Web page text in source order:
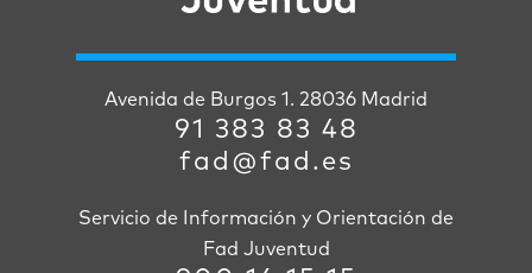
Avenida de Burgos 1. 28036 Madrid
91 383 83 48
fad@fad.es
Servicio de Información y Orientación de
Fad Juventud